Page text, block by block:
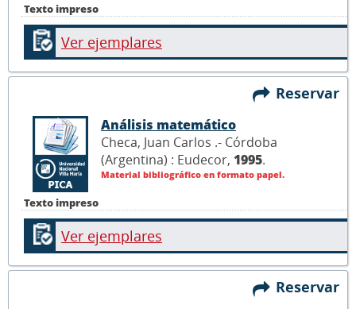
Texto impreso
Ver ejemplares
Reservar
Texto impreso
Análisis matemático
Checa, Juan Carlos .- Córdoba
(Argentina) : Eudecor, 1995.
Material bibliográfico en formato papel.
Ver ejemplares
Reservar